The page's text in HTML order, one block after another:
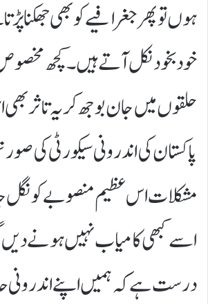
ہوں تو پھر جغرافیے کو بھی جھکنا
خود بخود نکل آتے ہیں۔ کچھ
حلقوں میں جان بوجھ کر یہ تاثر بھی
پاکستان کی اندرونی سیکورٹی کی
مشکلات اس عظیم منصوبے کو نگل
اسے کبھی کامیاب نہیں ہونے
درست ہے کہ ہمیں اپنے اندرونی